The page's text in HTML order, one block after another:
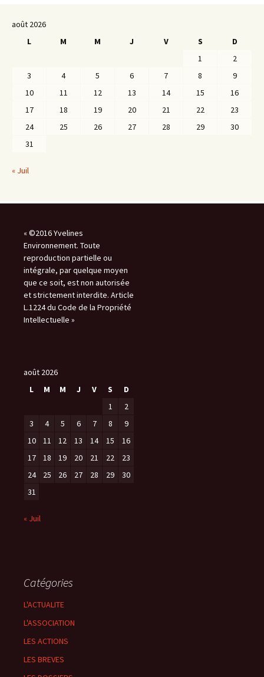
août 2026
L
M M J V S
D
1
2
3
4 5 6 7 8
9
10
11 12 13 14 15
16
17
18 19 20 21 22
23
24
25 26 27 28 29
30
31
« Juil
« ©2016 Yvelines
Environnement. Toute
reproduction partielle ou
intégrale, par quelque moyen
que ce soit, est non autorisée
et strictement interdite. Article
L.1224 du Code de la Propriété
Intellectuelle »
août 2026
L
M M J V S
D
1
2
3
4 5 6 7 8
9
10
11 12 13 14 15
16
17
18 19 20 21 22
23
24
25 26 27 28 29
30
31
« Juil
Catégories
L'ACTUALITE
L'ASSOCIATION
LES ACTIONS
LES BREVES